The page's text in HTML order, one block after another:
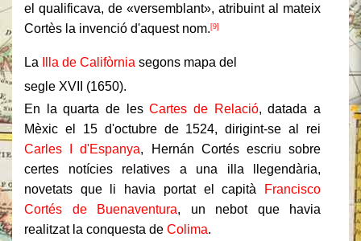
el qualificava, de «versemblant», atribuint al mateix
Cortès la invenció d'aquest nom. [9]
La Illa de Califòrnia segons mapa del
segle XVII (1650).
En la quarta de lesCartes de Relació, datada a
Mèxic el 15 d'octubre de 1524, dirigint-se al rei
Carles I d'Espanya, Hernán Cortés escriu sobre
certes notícies relatives a una illa llegendària,
novetats que li havia portat el capità
Francisco
Cortés de Buenaventura, un nebot que havia
realitzat la conquesta de Colima.